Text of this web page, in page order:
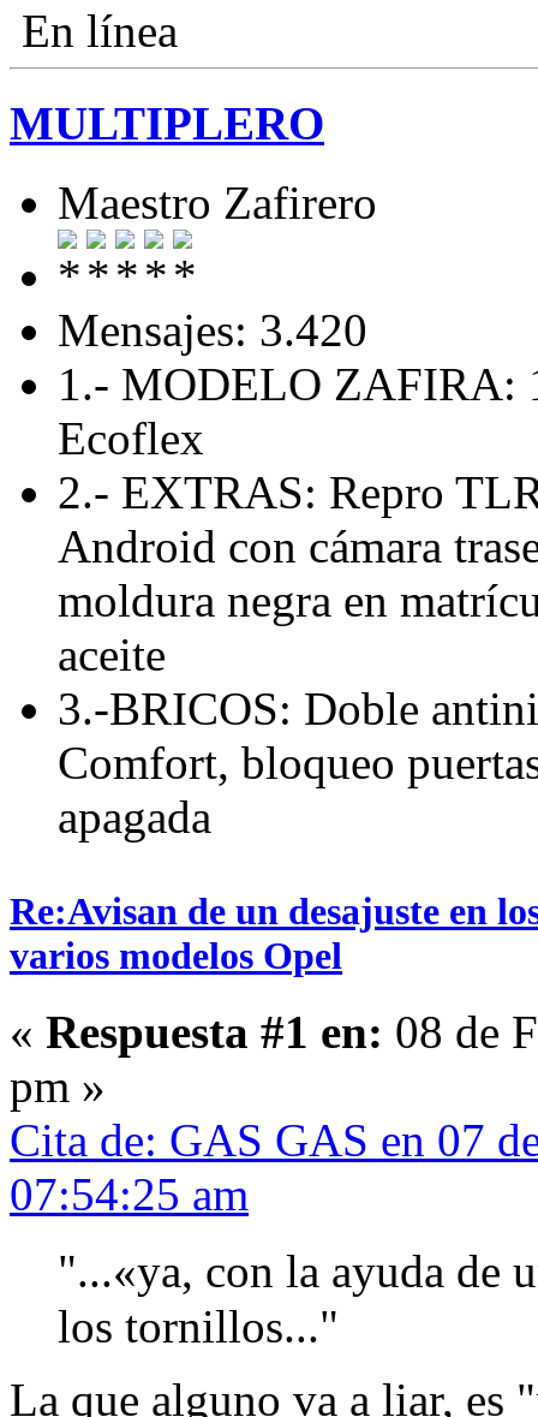
En línea
MULTIPLERO
Maestro Zafirero
Mensajes: 3.420
1.- MODELO ZAFIRA:
Ecoflex
2.- EXTRAS: Repro
Android con cámara
moldura negra en
aceite
3.-BRICOS: Doble
Comfort, bloqueo
apagada
Re:Avisan de un desajuste en
varios modelos Opel
« Respuesta #1 en: 08 de
pm »
Cita de: GAS GAS en 07
07:54:25 am
"...«ya, con la ayuda de
los tornillos..."
La que alguno va a liar, es